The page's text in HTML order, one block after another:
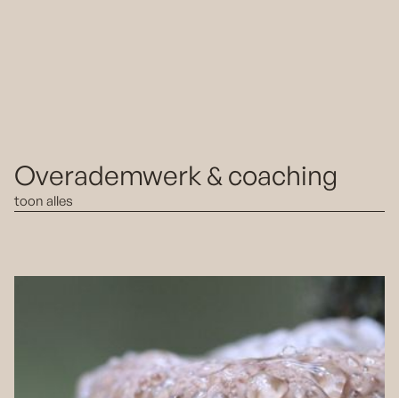
Overademwerk & coaching
toon alles